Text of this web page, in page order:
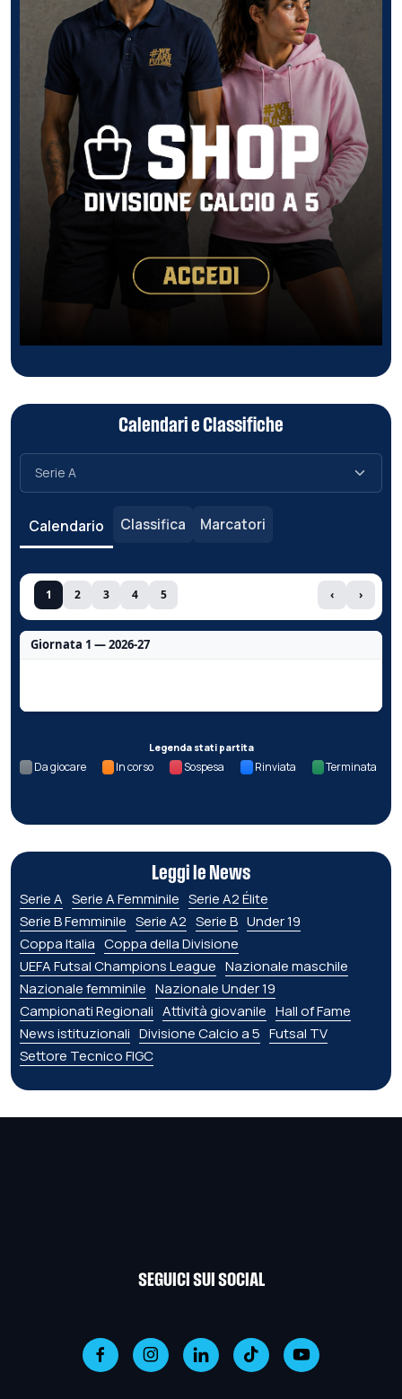
Calendari e Classifiche
Calendario Classifica Marcatori
1 2 3 4 5 ‹ ›
Giornata 1 — 2026-27
Legenda stati partita
Da giocare In corso Sospesa Rinviata Terminata
Leggi le News
Serie A Serie A Femminile Serie A2 Élite
Serie B Femminile Serie A2 Serie B Under 19
Coppa Italia Coppa della Divisione
UEFA Futsal Champions League Nazionale maschile
Nazionale femminile Nazionale Under 19
Campionati Regionali Attività giovanile Hall of Fame
News istituzionali Divisione Calcio a 5 Futsal TV
Settore Tecnico FIGC
SEGUICI SUI SOCIAL